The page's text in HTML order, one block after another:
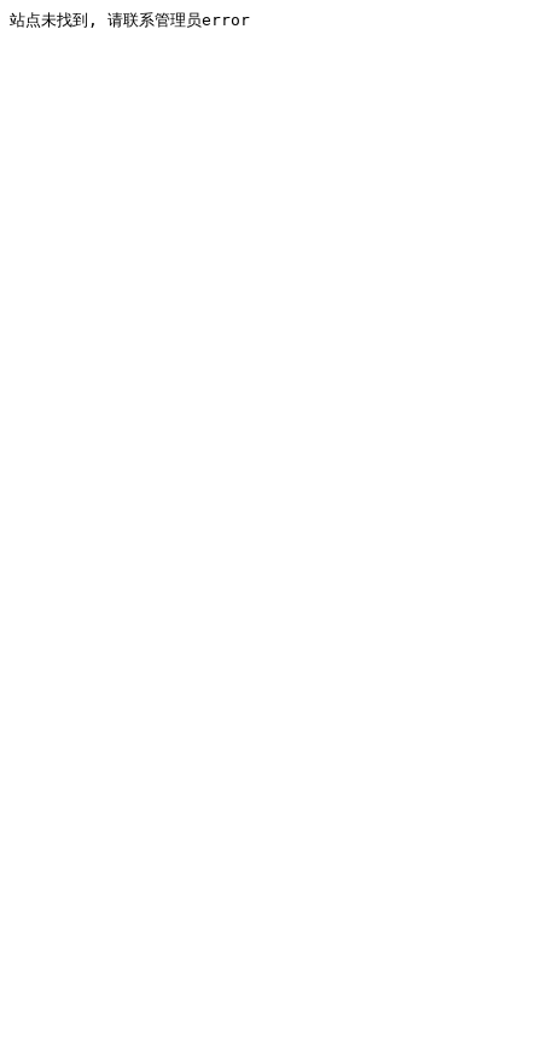
站点未找到, 请联系管理员error